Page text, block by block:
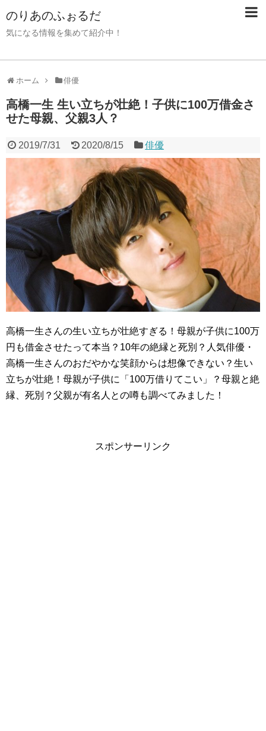
のりあのふぉるだ
気になる情報を集めて紹介中！
ホーム 俳優
高橋一生 生い立ちが壮絶！子供に100万借金さ
せた母親、父親3人？
2019/7/31 2020/8/15 俳優
高橋一生さんの生い立ちが壮絶すぎる！母親が子供に100万
円も借金させたって本当？10年の絶縁と死別？人気俳優・
高橋一生さんのおだやかな笑顔からは想像できない？生い
立ちが壮絶！母親が子供に「100万借りてこい」？母親と絶
縁、死別？父親が有名人との噂も調べてみました！
スポンサーリンク